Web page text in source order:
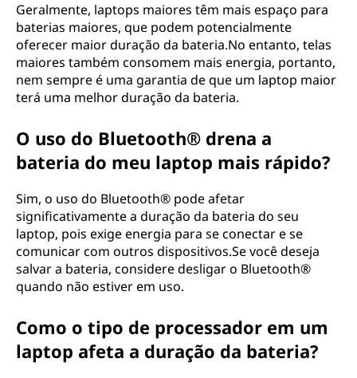
Geralmente, laptops maiores têm mais espaço para
baterias maiores, que podem potencialmente
oferecer maior duração da bateria.No entanto, telas
maiores também consomem mais energia, portanto,
nem sempre é uma garantia de que um laptop maior
terá uma melhor duração da bateria.
O uso do Bluetooth® drena a
bateria do meu laptop mais rápido?
Sim, o uso do Bluetooth® pode afetar
significativamente a duração da bateria do seu
laptop, pois exige energia para se conectar e se
comunicar com outros dispositivos.Se você deseja
salvar a bateria, considere desligar o Bluetooth®
quando não estiver em uso.
Como o tipo de processador em um
laptop afeta a duração da bateria?